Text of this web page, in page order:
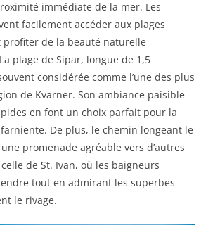
immédiate de la mer. Les
facilement accéder aux plages
profiter de la beauté naturelle
plage de Sipar, longue de 1,5
considérée comme l’une des plus
de Kvarner. Son ambiance paisible
en font un choix parfait pour la
De plus, le chemin longeant le
promenade agréable vers d’autres
de St. Ivan, où les baigneurs
tout en admirant les superbes
le rivage.